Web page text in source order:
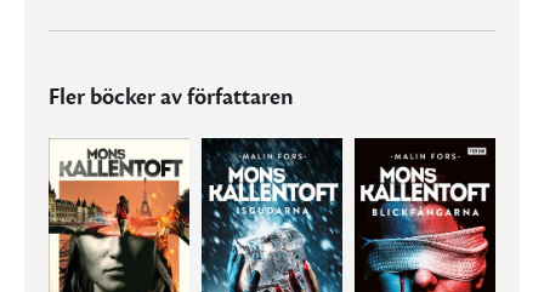
Fler böcker av författaren